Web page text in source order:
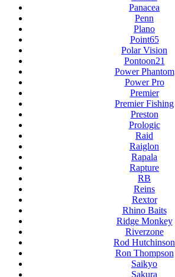
Panacea
Penn
Plano
Point65
Polar Vision
Pontoon21
Power Phantom
Power Pro
Premier
Premier Fishing
Preston
Prologic
Raid
Raiglon
Rapala
Rapture
RB
Reins
Rextor
Rhino Baits
Ridge Monkey
Riverzone
Rod Hutchinson
Ron Thompson
Saikyo
Sakura